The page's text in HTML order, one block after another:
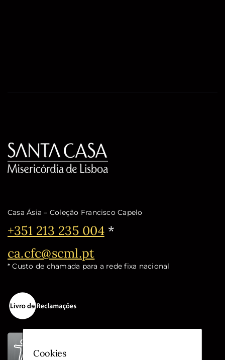
Casa Ásia – Coleção Francisco Capelo
Telefone:
+351 213 235 004*
Email:
ca.cfc@scml.pt
* Custo de chamada para a rede fixa nacional
Cookies